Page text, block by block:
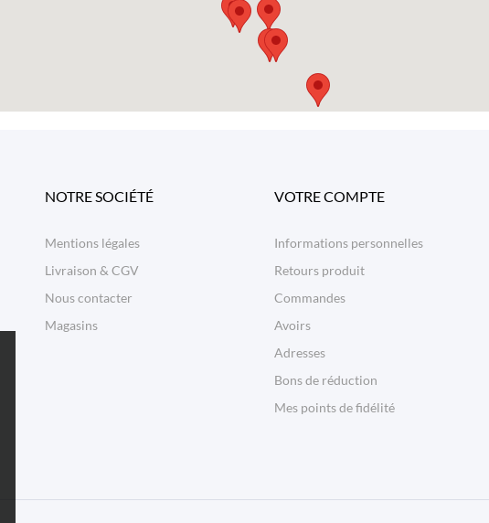
NOTRE SOCIÉTÉ
Mentions légales
Livraison & CGV
Nous contacter
Magasins
VOTRE COMPTE
Informations personnelles
Retours produit
Commandes
Avoirs
Adresses
Bons de réduction
Mes points de fidélité